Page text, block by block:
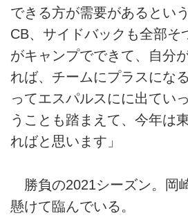
できる方が需要があるとい
CB、サイドバックも全部そ
がキャンプでできて、自分
れば、チームにプラスにな
ってエスパルスにに出てい
うことも踏まえて、今年は
ればと思います」
勝負の2021シーズン。岡
懸けて臨んでいる。